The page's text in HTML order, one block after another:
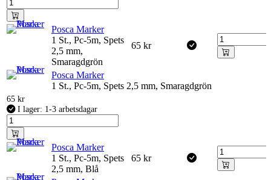
Posca Marker
1 St., Pc-5m, Spets
2,5 mm,
Smaragdgrön
65 kr
Posca Marker
1 St., Pc-5m, Spets 2,5 mm, Smaragdgrön
65 kr
I lager: 1-3 arbetsdagar
Posca Marker
1 St., Pc-5m, Spets
2,5 mm, Blå
65 kr